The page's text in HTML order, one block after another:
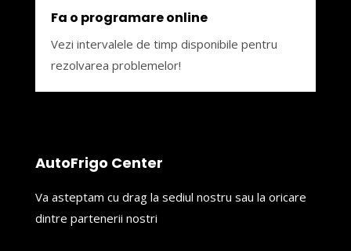
Fa o programare online
Vezi intervalele de timp disponibile pentru
rezolvarea problemelor!
AutoFrigo Center
Va asteptam cu drag la sediul nostru sau la oricare
dintre partenerii nostri